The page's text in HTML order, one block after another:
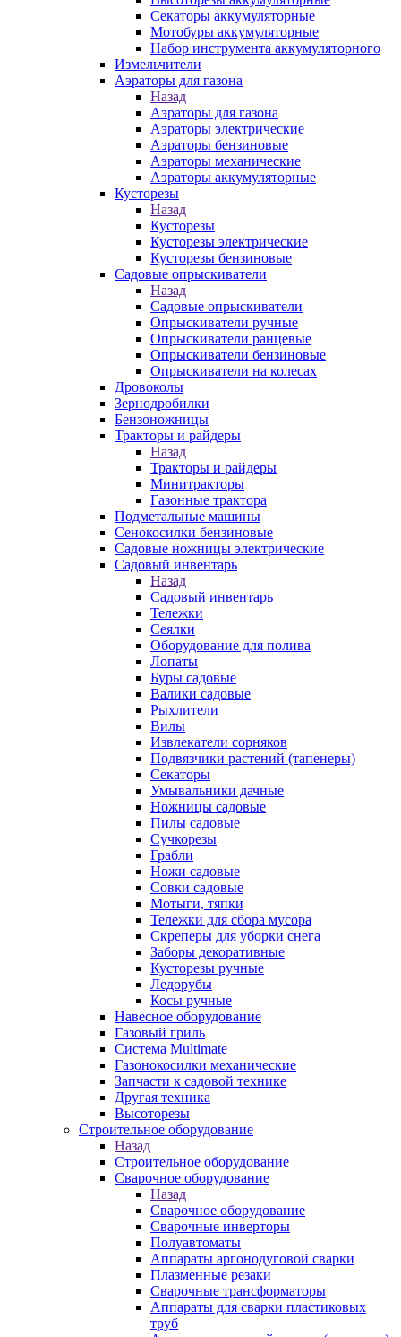
Секаторы аккумуляторные
Мотобуры аккумуляторные
Набор инструмента аккумуляторного
Измельчители
Аэраторы для газона
Назад
Аэраторы для газона
Аэраторы электрические
Аэраторы бензиновые
Аэраторы механические
Аэраторы аккумуляторные
Кусторезы
Назад
Кусторезы
Кусторезы электрические
Кусторезы бензиновые
Садовые опрыскиватели
Назад
Садовые опрыскиватели
Опрыскиватели ручные
Опрыскиватели ранцевые
Опрыскиватели бензиновые
Опрыскиватели на колесах
Дровоколы
Зернодробилки
Бензоножницы
Тракторы и райдеры
Назад
Тракторы и райдеры
Минитракторы
Газонные трактора
Подметальные машины
Сенокосилки бензиновые
Садовые ножницы электрические
Садовый инвентарь
Назад
Садовый инвентарь
Тележки
Сеялки
Оборудование для полива
Лопаты
Буры садовые
Валики садовые
Рыхлители
Вилы
Извлекатели сорняков
Подвязчики растений (тапенеры)
Секаторы
Умывальники дачные
Ножницы садовые
Пилы садовые
Сучкорезы
Грабли
Ножи садовые
Совки садовые
Мотыги, тяпки
Тележки для сбора мусора
Скреперы для уборки снега
Заборы декоративные
Кусторезы ручные
Ледорубы
Косы ручные
Навесное оборудование
Газовый гриль
Система Multimate
Газонокосилки механические
Запчасти к садовой технике
Другая техника
Высоторезы
Строительное оборудование
Назад
Строительное оборудование
Сварочное оборудование
Назад
Сварочное оборудование
Сварочные инверторы
Полуавтоматы
Аппараты аргонодуговой сварки
Плазменные резаки
Сварочные трансформаторы
Аппараты для сварки пластиковых
труб